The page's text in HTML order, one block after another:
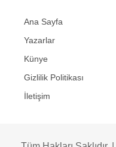
Ana Sayfa
Yazarlar
Künye
Gizlilik Politikası
İletişim